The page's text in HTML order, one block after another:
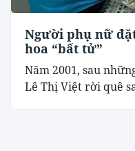
Người phụ nữ
hoa “bất tử”
Năm 2001, sau
Lê Thị Việt rời quê